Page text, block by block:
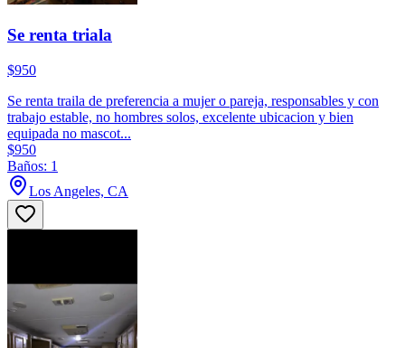
Se renta triala
$950
Se renta traila de preferencia a mujer o pareja, responsables y con
trabajo estable, no hombres solos, excelente ubicacion y bien
equipada no mascot...
$950
Baños: 1
Los Angeles, CA